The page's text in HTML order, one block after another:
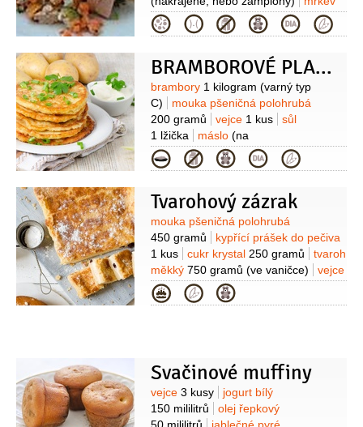
3 kusy
(středně velké nakrájené na
kostičky )
celer řapíkatý3 větvičky
(nakrájená na klínky)
rýže 3 hrnky
(uvařená černá, červená nebo
natural)
šťáva pomerančová
1 hrnek
brusinky 1 hrst
Kategorie
BRAMBOROVÉ PLACKY
Suroviny
brambory 1 kilogram (varný typ
C)
mouka pšeničná polohrubá
200 gramů
vejce 1 kus
sůl
1 lžička
máslo (na
opečení)
brusinky(zavařené k
podávání)
Kategorie
Tvarohový zázrak
Suroviny
mouka pšeničná polohrubá
450 gramů
kypřící prášek do pečiva
1 kus
cukr krystal 250 gramů
tvaroh
měkký 750 gramů (ve vaničce)
vejce
3 kusy
cukr vanilkový
3 lžíce
brusinky50 gramů
Kategorie
Svačinové muffiny
Suroviny
vejce 3 kusy
jogurt bílý
150 mililitrů
olej řepkový